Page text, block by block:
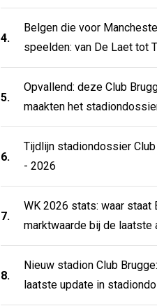
4.
Belgen die voor
speelden: van De Laet tot
5.
Opvallend: deze Club
maakten het
6.
Tijdlijn stadiondossier
- 2026
7.
WK 2026 stats: waar staat
marktwaarde bij de laatste
8.
Nieuw stadion Club
laatste update in